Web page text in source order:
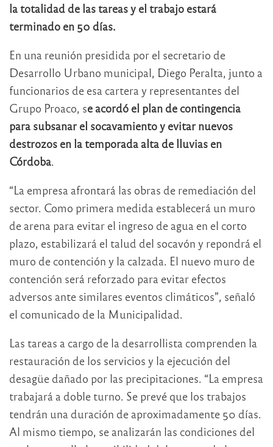
la totalidad de las tareas y el trabajo estará
terminado en 50 días.
En una reunión presidida por el secretario de
Desarrollo Urbano municipal, Diego Peralta, junto a
funcionarios de esa cartera y representantes del
Grupo Proaco, se acordó el plan de contingencia
para subsanar el socavamiento y evitar nuevos
destrozos en la temporada alta de lluvias en
Córdoba.
“La empresa afrontará las obras de remediación del
sector. Como primera medida establecerá un muro
de arena para evitar el ingreso de agua en el corto
plazo, estabilizará el talud del socavón y repondrá el
muro de contención y la calzada. El nuevo muro de
contención será reforzado para evitar efectos
adversos ante similares eventos climáticos”, señaló
el comunicado de la Municipalidad.
Las tareas a cargo de la desarrollista comprenden la
restauración de los servicios y la ejecución del
desagüe dañado por las precipitaciones. “La empresa
trabajará a doble turno. Se prevé que los trabajos
tendrán una duración de aproximadamente 50 días.
Al mismo tiempo, se analizarán las condiciones del